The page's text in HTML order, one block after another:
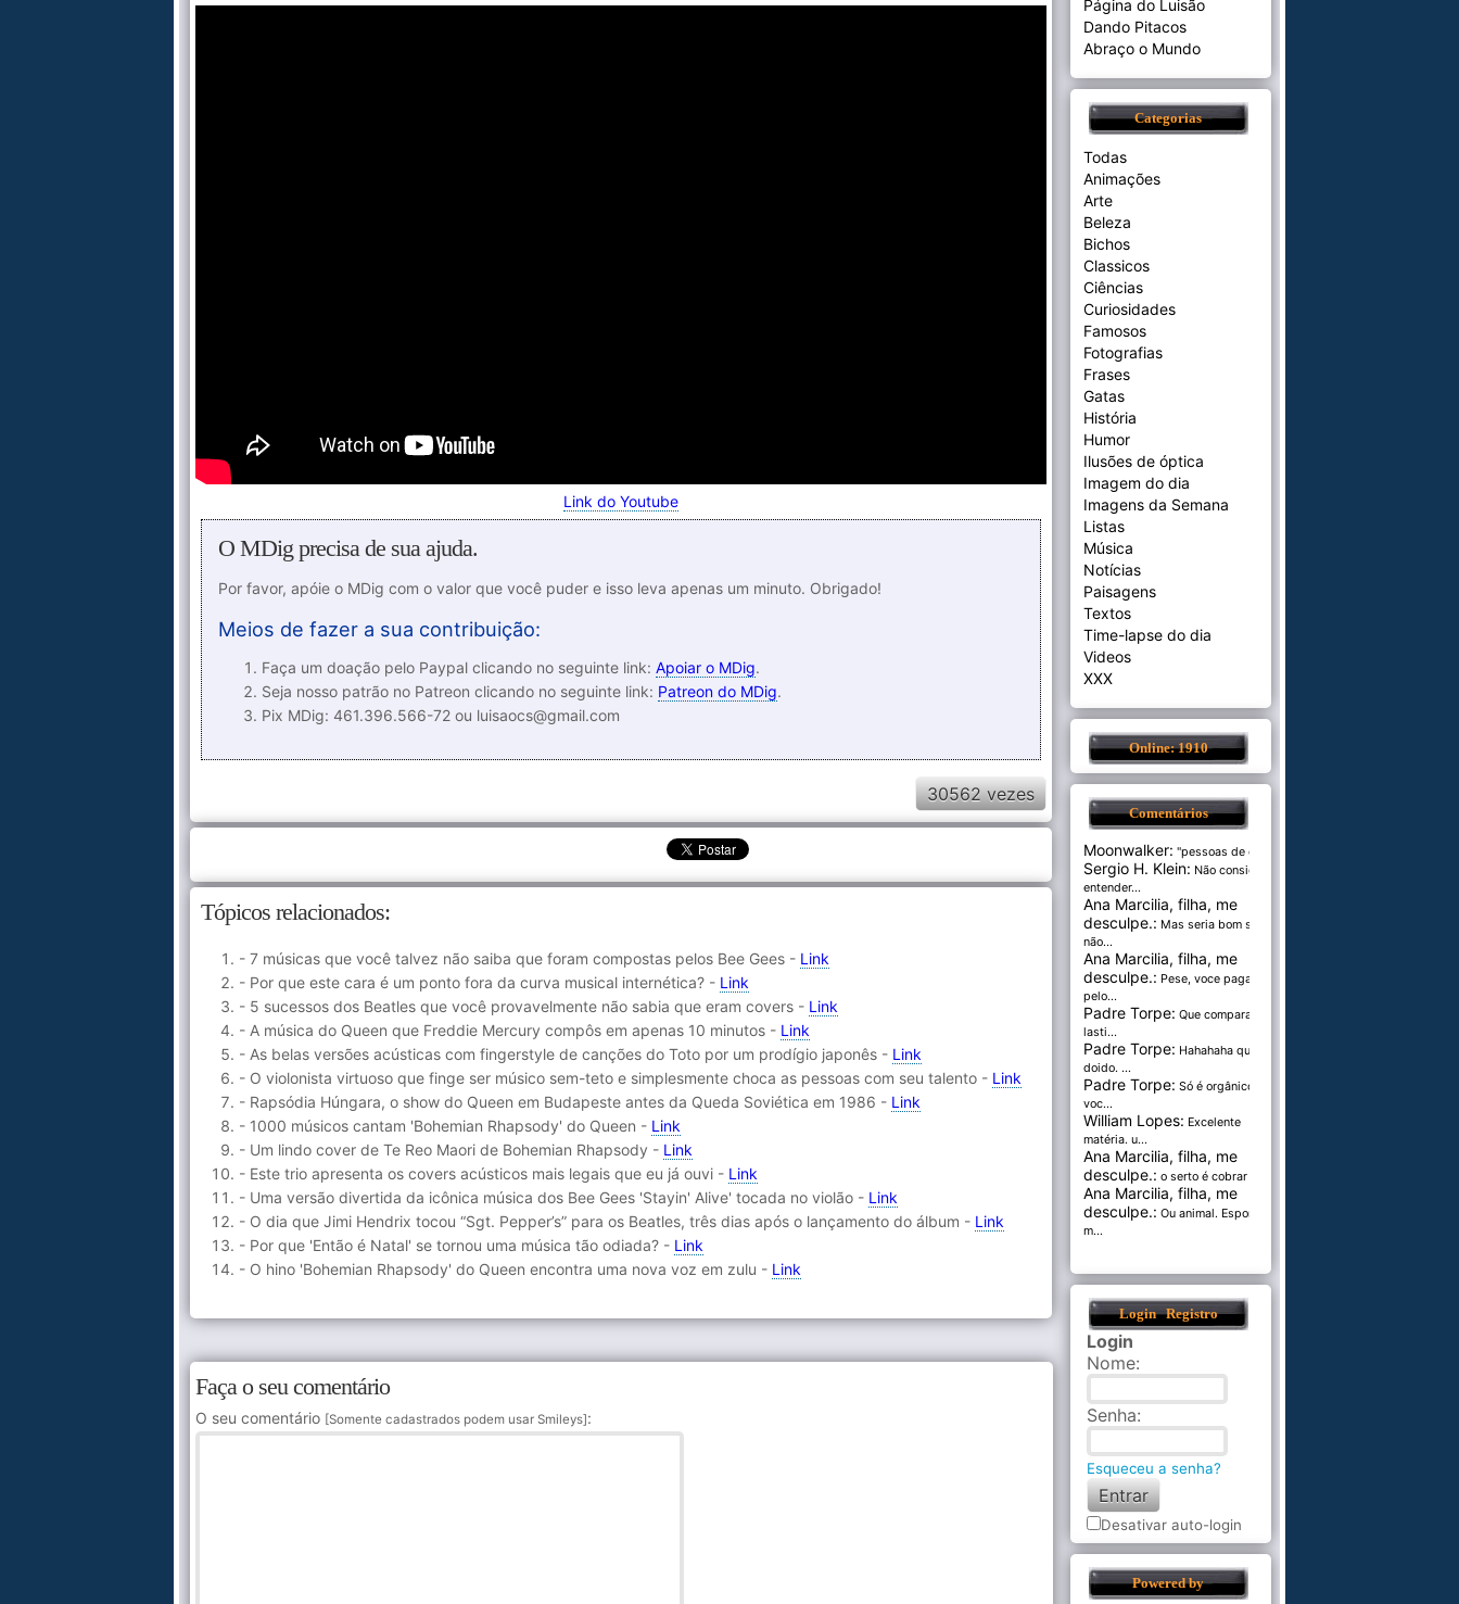
Link do Youtube
O MDig precisa de sua ajuda.
Por favor, apóie o MDig com o valor que você puder e isso leva apenas um minuto. Obrigado!
Meios de fazer a sua contribuição:
Faça um doação pelo Paypal clicando no seguinte link: Apoiar o MDig.
Seja nosso patrão no Patreon clicando no seguinte link: Patreon do MDig.
Pix MDig: 461.396.566-72 ou luisaocs@gmail.com
30562 vezes
Tópicos relacionados:
- 7 músicas que você talvez não saiba que foram compostas pelos Bee Gees - Link
- Por que este cara é um ponto fora da curva musical internética? - Link
- 5 sucessos dos Beatles que você provavelmente não sabia que eram covers - Link
- A música do Queen que Freddie Mercury compôs em apenas 10 minutos - Link
- As belas versões acústicas com fingerstyle de canções do Toto por um prodígio japonês - Link
- O violonista virtuoso que finge ser músico sem-teto e simplesmente choca as pessoas com seu talento - Link
- Rapsódia Húngara, o show do Queen em Budapeste antes da Queda Soviética em 1986 - Link
- 1000 músicos cantam 'Bohemian Rhapsody' do Queen - Link
- Um lindo cover de Te Reo Maori de Bohemian Rhapsody - Link
- Este trio apresenta os covers acústicos mais legais que eu já ouvi - Link
- Uma versão divertida da icônica música dos Bee Gees 'Stayin' Alive' tocada no violão - Link
- O dia que Jimi Hendrix tocou “Sgt. Pepper’s” para os Beatles, três dias após o lançamento do álbum - Link
- Por que 'Então é Natal' se tornou uma música tão odiada? - Link
- O hino 'Bohemian Rhapsody' do Queen encontra uma nova voz em zulu - Link
Faça o seu comentário
O seu comentário [Somente cadastrados podem usar Smileys] :
Página do Luisão
Dando Pitacos
Abraço o Mundo
Categorias
Todas
Animações
Arte
Beleza
Bichos
Classicos
Ciências
Curiosidades
Famosos
Fotografias
Frases
Gatas
História
Humor
Ilusões de óptica
Imagem do dia
Imagens da Semana
Listas
Música
Notícias
Paisagens
Textos
Time-lapse do dia
Videos
XXX
Online: 1910
Comentários
Moonwalker: "pessoas de cer...
Sergio H. Klein: Não consigo
entender...
Ana Marcilia, filha, me
desculpe.: Mas seria bom se
não...
Ana Marcilia, filha, me
desculpe.: Pese, voce paga
pelo...
Padre Torpe: Que comparação
lasti...
Padre Torpe: Hahahaha que
doido. ...
Padre Torpe: Só é orgânico se
voc...
William Lopes: Excelente
matéria. u...
Ana Marcilia, filha, me
desculpe.: o serto é cobrar pel...
Ana Marcilia, filha, me
desculpe.: Ou animal. Esponja
m...
Login Registro
Login
Nome:
Senha:
Esqueceu a senha?
Desativar auto-login
Powered by